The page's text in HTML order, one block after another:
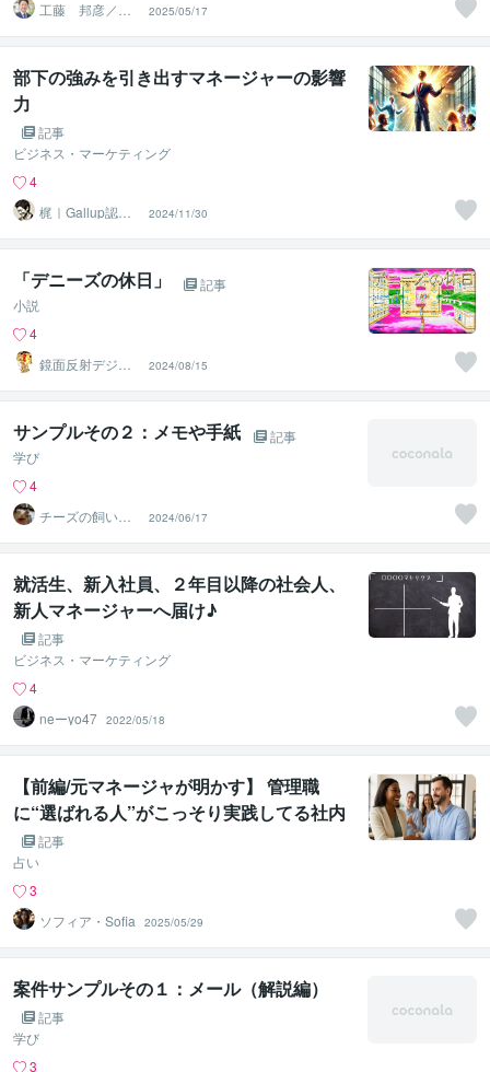
工藤 邦彦／株
式会社ツタワル
木
2025/05/17
部下の強みを引き出すマネージャーの影響
力
記事
ビジネス・マーケティング
4
梶｜Gallup認定
ストレングスコ
ーチ
2024/11/30
「デニーズの休日」
記事
小説
4
鏡面反射デジタ
ルアート製作所
（鈴木穣）
2024/08/15
サンプルその２：メモや手紙
記事
学び
4
チーズの飼い主
インバスケット
演習講師
2024/06/17
就活生、新入社員、２年目以降の社会人、
新人マネージャーへ届け♪
記事
ビジネス・マーケティング
4
neーyo47 2022/05/18
【前編/元マネージャが明かす】 管理職
に“選ばれる人”がこっそり実践してる社内
戦略と「意外な強み」の見つけ方
記事
占い
3
ソフィア・Sofia
2025/05/29
案件サンプルその１：メール（解説編）
記事
学び
3